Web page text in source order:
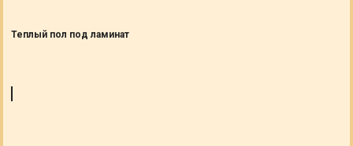
Теплый пол под ламинат